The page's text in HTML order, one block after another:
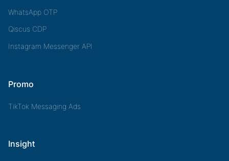
WhatsApp OTP
Qiscus CDP
Instagram Messenger API
Promo
TikTok Messaging Ads
Insight